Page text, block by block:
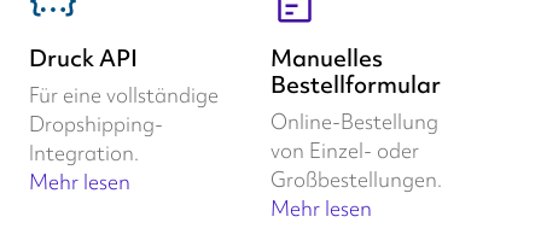
Druck API
Für eine vollständige
Dropshipping-
Integration.
Mehr lesen
Manuelles
Bestellformular
Online-Bestellung
von Einzel- oder
Großbestellungen.
Mehr lesen